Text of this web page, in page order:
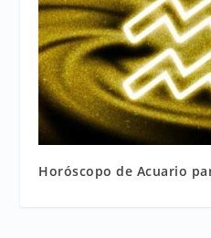
Horóscopo de Acuario